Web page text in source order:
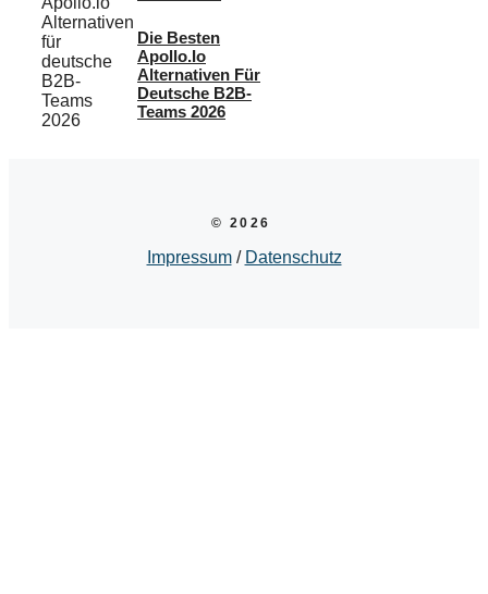
Die Besten
Apollo.io
Alternativen Für
Deutsche B2B-
Teams 2026
© 2026
Impressum/ Datenschutz